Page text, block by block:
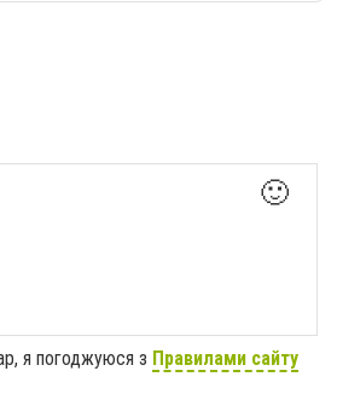
🙂
я погоджуюся з Правилами сайту